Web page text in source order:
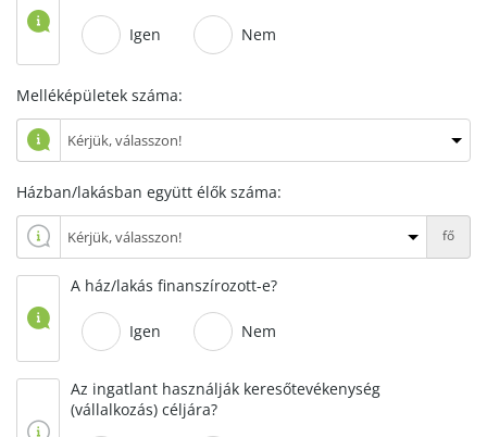
Igen Nem
Melléképületek száma:
Házban/lakásban együtt élők száma:
fő
A ház/lakás finanszírozott-e?
Igen Nem
Az ingatlant használják keresőtevékenység
(vállalkozás) céljára?